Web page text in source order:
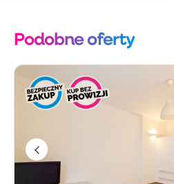
Podobne oferty